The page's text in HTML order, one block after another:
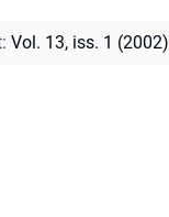
: Vol. 13, iss. 1 (2002)